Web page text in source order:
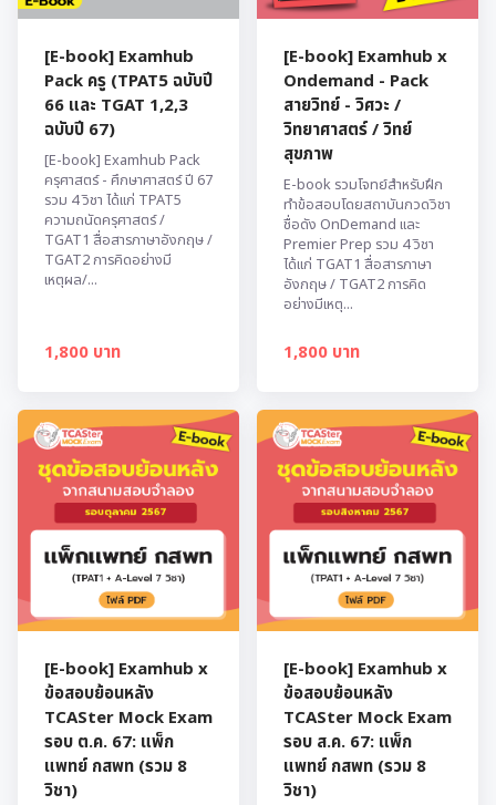
[E-book] Examhub
Pack ครู (TPAT5 ฉบับปี
66 และ TGAT 1,2,3
ฉบับปี 67)
[E-book] Examhub Pack
ครุศาสตร์ - ศึกษาศาสตร์ ปี 67
รวม 4 วิชา ได้แก่ TPAT5
ความถนัดครุศาสตร์ /
TGAT1 สื่อสารภาษาอังกฤษ /
TGAT2 การคิดอย่างมี
เหตุผล/...
1,800 บาท
[E-book] Examhub x
Ondemand - Pack
สายวิทย์ - วิศวะ /
วิทยาศาสตร์ / วิทย์
สุขภาพ
E-book รวมโจทย์สำหรับฝึก
ทำข้อสอบโดยสถาบันกวดวิชา
ชื่อดัง OnDemand และ
Premier Prep รวม 4 วิชา
ได้แก่ TGAT1 สื่อสารภาษา
อังกฤษ / TGAT2 การคิด
อย่างมีเหตุ...
1,800 บาท
[E-book] Examhub x
ข้อสอบย้อนหลัง
TCASter Mock Exam
รอบ ต.ค. 67: แพ็ก
แพทย์ กสพท (รวม 8
วิชา)
[E-book] Examhub x
ข้อสอบย้อนหลัง
TCASter Mock Exam
รอบ ส.ค. 67: แพ็ก
แพทย์ กสพท (รวม 8
วิชา)